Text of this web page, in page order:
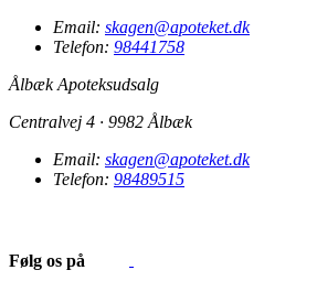
Email: skagen@apoteket.dk
Telefon: 98441758
Ålbæk Apoteksudsalg
Centralvej 4 · 9982 Ålbæk
Email: skagen@apoteket.dk
Telefon: 98489515
Følg os på